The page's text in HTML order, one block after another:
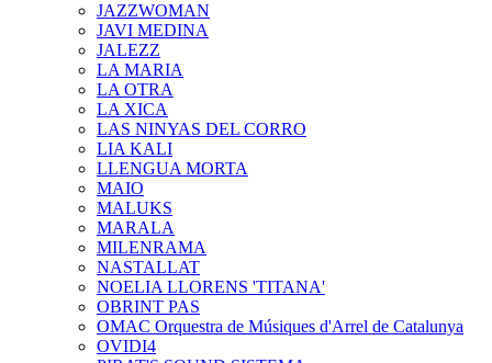
JAZZWOMAN
JAVI MEDINA
JALEZZ
LA MARIA
LA OTRA
LA XICA
LAS NINYAS DEL CORRO
LIA KALI
LLENGUA MORTA
MAIO
MALUKS
MARALA
MILENRAMA
NASTALLAT
NOELIA LLORENS 'TITANA'
OBRINT PAS
OMAC Orquestra de Músiques d'Arrel de Catalunya
OVIDI4